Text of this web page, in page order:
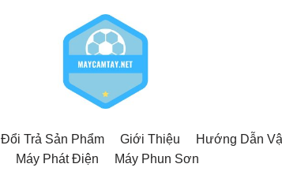
Đổi Trả Sản Phẩm Giới Thiệu Hướng Dẫn
Máy Phát Điện Máy Phun Sơn